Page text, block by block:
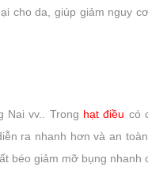
cho da, giúp giảm nguy
Nai vv.. Trong hạt điều có
ra nhanh hơn và an
béo giảm mỡ bụng nhanh